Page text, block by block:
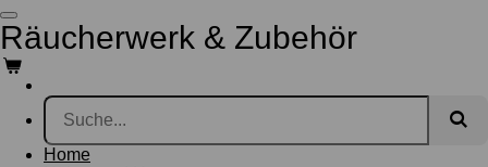
Zum
Hauptinhalt
springen
Räucherwerk & Zubehör
Home